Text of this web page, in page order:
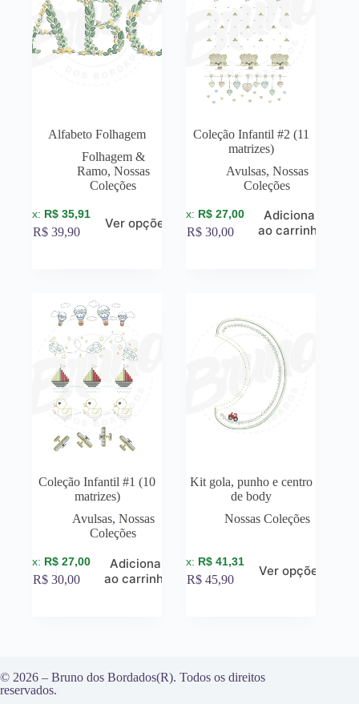
Alfabeto Folhagem
Folhagem &
Ramo, Nossas
Coleções
R$ 35,91
R$ 39,90
Ver opções
Coleção Infantil #2 (11
matrizes)
Avulsas, Nossas
Coleções
R$ 27,00
R$ 30,00
Adicionar
ao carrinho
Coleção Infantil #1 (10
matrizes)
Avulsas, Nossas
Coleções
R$ 27,00
R$ 30,00
Adicionar
ao carrinho
Kit gola, punho e centro
de body
Nossas Coleções
R$ 41,31
R$ 45,90
Ver opções
© 2026 – Bruno dos Bordados(R). Todos os direitos
reservados.